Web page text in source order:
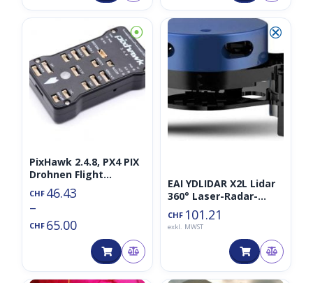
⦿
PixHawk 2.4.8, PX4 PIX
Drohnen Flight
Controller
CHF 46.43
–
CHF 65.00
⮿
EAI YDLIDAR X2L Lidar
360° Laser-Radar-
Scanner
CHF 101.21
exkl. MWST